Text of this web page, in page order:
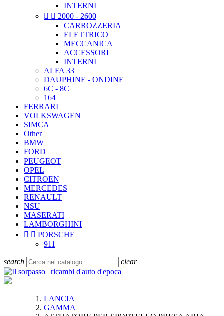
INTERNI
  2000 - 2600
CARROZZERIA
ELETTRICO
MECCANICA
ACCESSORI
INTERNI
ALFA 33
DAUPHINE - ONDINE
6C - 8C
164
FERRARI
VOLKSWAGEN
SIMCA
Other
BMW
FORD
PEUGEOT
OPEL
CITROEN
MERCEDES
RENAULT
NSU
MASERATI
LAMBORGHINI
  PORSCHE
911
search clear
LANCIA
GAMMA